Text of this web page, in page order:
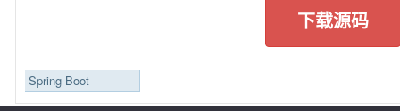
下载源码
Spring Boot